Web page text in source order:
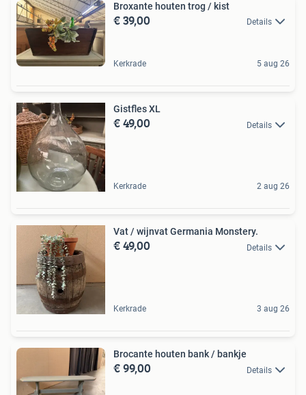
Broxante houten trog / kist
€ 39,00 Details
Kerkrade 5 aug 26
Gistfles XL
€ 49,00 Details
Kerkrade 2 aug 26
Vat / wijnvat Germania Monstery.
€ 49,00 Details
Kerkrade 3 aug 26
Brocante houten bank / bankje
€ 99,00 Details